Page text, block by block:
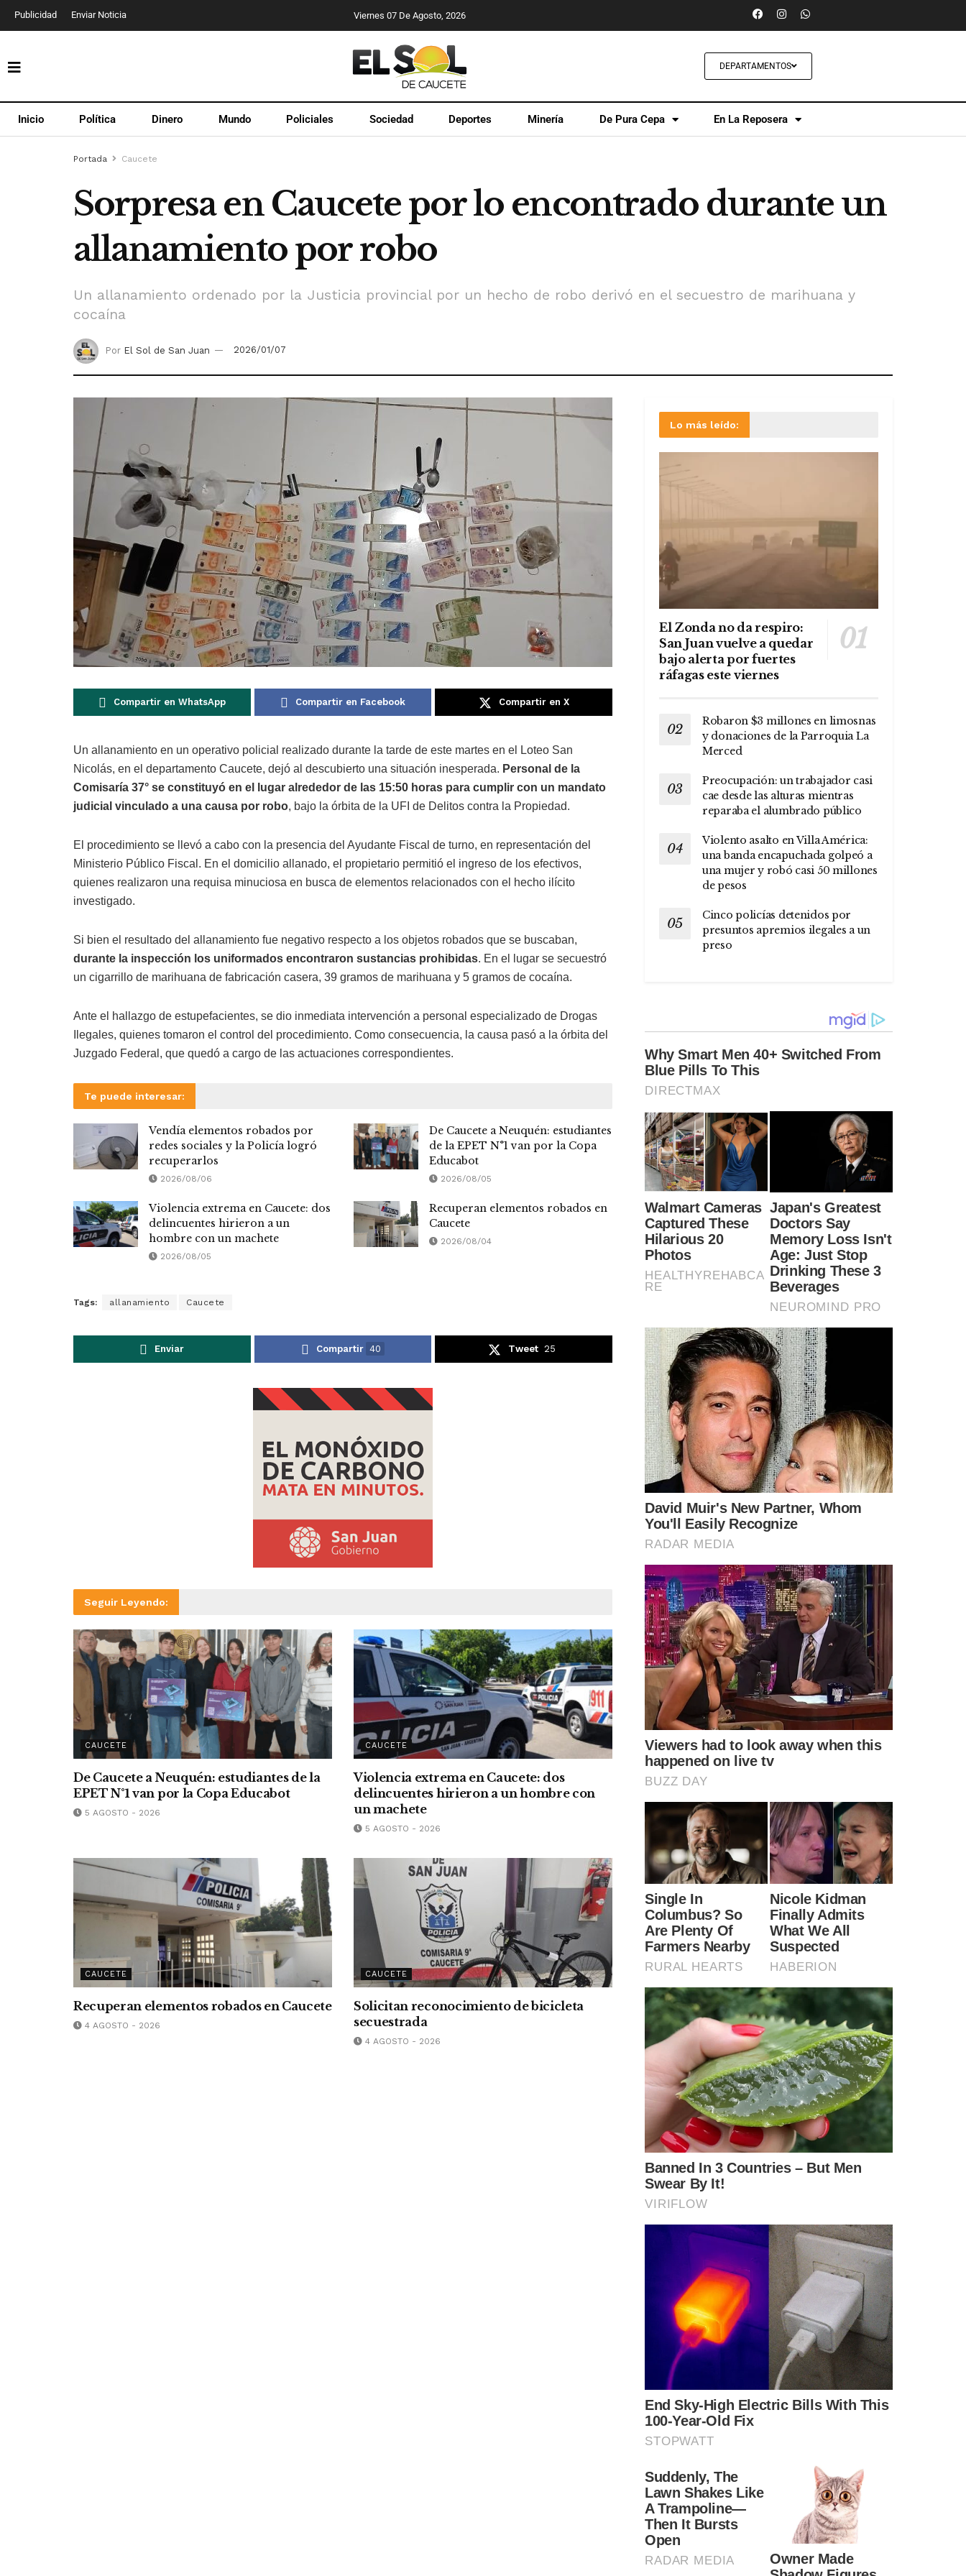
Publicidad Enviar Noticia Viernes 07 De Agosto, 2026
DEPARTAMENTOS
Inicio Política Dinero Mundo Policiales Sociedad Deportes Minería De Pura Cepa En La Reposera
Portada Caucete
Sorpresa en Caucete por lo encontrado durante un
allanamiento por robo
Un allanamiento ordenado por la Justicia provincial por un hecho de robo derivó en el secuestro de marihuana y
cocaína
Por El Sol de San Juan 2026/01/07
Compartir en WhatsApp Compartir en Facebook Compartir en X
Un allanamiento en un operativo policial realizado durante la tarde de este martes en el Loteo San
Nicolás, en el departamento Caucete, dejó al descubierto una situación inesperada. Personal de la
Comisaría 37° se constituyó en el lugar alrededor de las 15:50 horas para cumplir con un mandato
judicial vinculado a una causa por robo, bajo la órbita de la UFI de Delitos contra la Propiedad.
El procedimiento se llevó a cabo con la presencia del Ayudante Fiscal de turno, en representación del
Ministerio Público Fiscal. En el domicilio allanado, el propietario permitió el ingreso de los efectivos,
quienes realizaron una requisa minuciosa en busca de elementos relacionados con el hecho ilícito
investigado.
Si bien el resultado del allanamiento fue negativo respecto a los objetos robados que se buscaban,
durante la inspección los uniformados encontraron sustancias prohibidas. En el lugar se secuestró
un cigarrillo de marihuana de fabricación casera, 39 gramos de marihuana y 5 gramos de cocaína.
Ante el hallazgo de estupefacientes, se dio inmediata intervención a personal especializado de Drogas
Ilegales, quienes tomaron el control del procedimiento. Como consecuencia, la causa pasó a la órbita del
Juzgado Federal, que quedó a cargo de las actuaciones correspondientes.
Te puede interesar:
Vendía elementos robados por
redes sociales y la Policía logró
recuperarlos
2026/08/06
De Caucete a Neuquén: estudiantes
de la EPET N°1 van por la Copa
Educabot
2026/08/05
Violencia extrema en Caucete: dos
delincuentes hirieron a un
hombre con un machete
2026/08/05
Recuperan elementos robados en
Caucete
2026/08/04
Tags: allanamiento Caucete
Enviar Compartir 40 Tweet 25
Seguir Leyendo:
CAUCETE
De Caucete a Neuquén: estudiantes de la
EPET N°1 van por la Copa Educabot
5 AGOSTO - 2026
CAUCETE
Violencia extrema en Caucete: dos
delincuentes hirieron a un hombre con
un machete
5 AGOSTO - 2026
CAUCETE
Recuperan elementos robados en Caucete
4 AGOSTO - 2026
CAUCETE
Solicitan reconocimiento de bicicleta
secuestrada
4 AGOSTO - 2026
Lo más leído:
El Zonda no da respiro:
San Juan vuelve a quedar
bajo alerta por fuertes
ráfagas este viernes
Robaron $3 millones en limosnas
y donaciones de la Parroquia La
Merced
Preocupación: un trabajador casi
cae desde las alturas mientras
reparaba el alumbrado público
Violento asalto en Villa América:
una banda encapuchada golpeó a
una mujer y robó casi 50 millones
de pesos
Cinco policías detenidos por
presuntos apremios ilegales a un
preso